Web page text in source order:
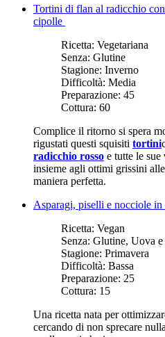
Tortini di flan al radicchio
cipolle
Ricetta: Vegetariana
Senza: Glutine
Stagione: Inverno
Difficoltà: Media
Preparazione: 45
Cottura: 60
Complice il ritorno si spera
rigustati questi squisiti tortini
radicchio rosso e tutte le sue
insieme agli ottimi grissini alle
maniera perfetta.
Asparagi, piselli e nocciole in
Ricetta: Vegan
Senza: Glutine, Uova
Stagione: Primavera
Difficoltà: Bassa
Preparazione: 25
Cottura: 15
Una ricetta nata per
cercando di non sprecare